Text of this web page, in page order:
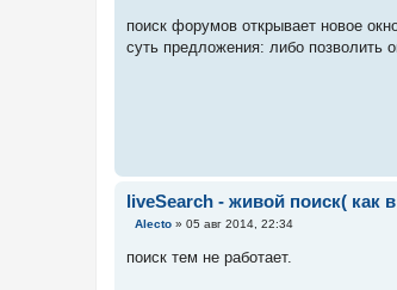
б
щ
поиск форумов открывает новое
суть предложения: либо позволить
liveSearch - живой поиск( как в
С
б
Alecto » 05 авг 2014, 22:34
поиск тем не работает.